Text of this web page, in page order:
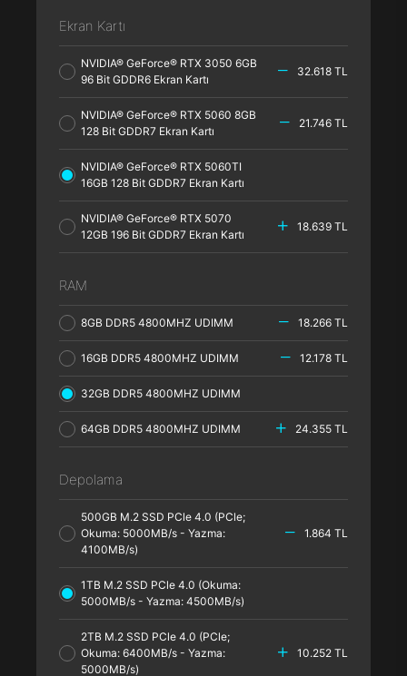
Ekran Kartı
NVIDIA® GeForce® RTX 3050 6GB
96 Bit GDDR6 Ekran Kartı
32.618 TL
NVIDIA® GeForce® RTX 5060 8GB
128 Bit GDDR7 Ekran Kartı
21.746 TL
NVIDIA® GeForce® RTX 5060TI
16GB 128 Bit GDDR7 Ekran Kartı
NVIDIA® GeForce® RTX 5070
12GB 196 Bit GDDR7 Ekran Kartı
18.639 TL
RAM
8GB DDR5 4800MHZ UDIMM 18.266 TL
16GB DDR5 4800MHZ UDIMM 12.178 TL
32GB DDR5 4800MHZ UDIMM
64GB DDR5 4800MHZ UDIMM 24.355 TL
Depolama
500GB M.2 SSD PCle 4.0 (PCle;
Okuma: 5000MB/s - Yazma:
4100MB/s)
1.864 TL
1TB M.2 SSD PCle 4.0 (Okuma:
5000MB/s - Yazma: 4500MB/s)
2TB M.2 SSD PCle 4.0 (PCle;
Okuma: 6400MB/s - Yazma:
5000MB/s)
10.252 TL